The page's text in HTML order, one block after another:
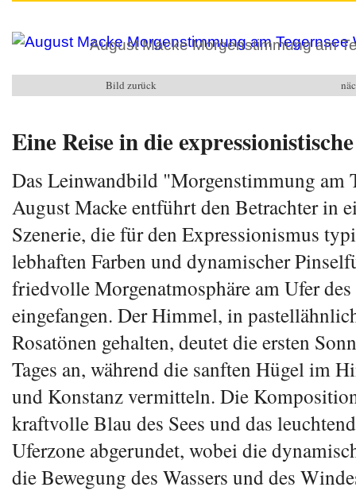
August Macke Morgenstimmung am
Bild zurück
Eine Reise in die
Das Leinwandbild "Morgenstimmung am
August Macke entführt den Betrachter in
Szenerie, die für den Expressionismus
lebhaften Farben und dynamischer
friedvolle Morgenatmosphäre am Ufer des
eingefangen. Der Himmel, in
Rosatönen gehalten, deutet die ersten
Tages an, während die sanften Hügel im
und Konstanz vermitteln. Die
kraftvolle Blau des Sees und das
Uferzone abgerundet, wobei die
die Bewegung des Wassers und des